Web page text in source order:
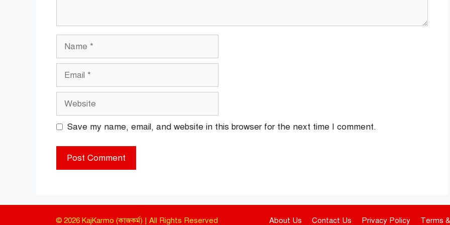
Name
Email
Website
Save my name, email, and website in this browser for the next time I comment.
About Us Contact Us Privacy Policy Terms
© 2026 KajKarmo (কাজকর্ম) | All Rights Reserved